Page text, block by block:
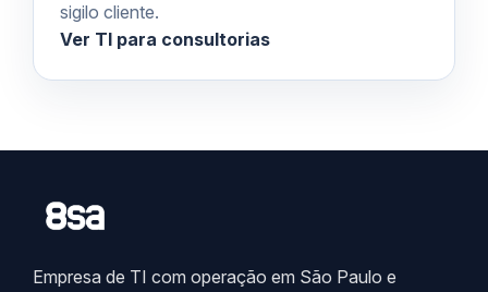
sigilo cliente.
Ver TI para consultorias
Empresa de TI com operação em São Paulo e